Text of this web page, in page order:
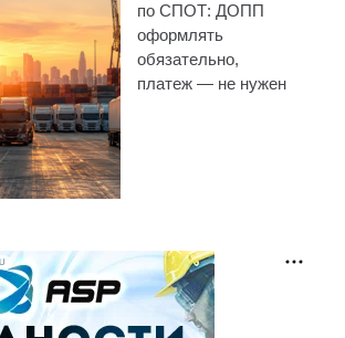
по СПОТ: ДОПП
оформлять
обязательно,
платеж — не нужен